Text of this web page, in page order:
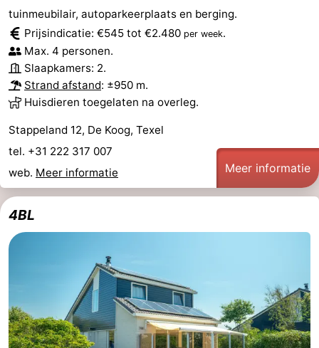
tuinmeubilair, autoparkeerplaats en berging.
Prijsindicatie: €545 tot €2.480 per week.
Max. 4 personen.
Slaapkamers: 2.
Strand afstand: ±950 m.
Huisdieren toegelaten na overleg.
Stappeland 12, De Koog, Texel
tel. +31 222 317 007
web. Meer informatie Meer informatie
4BL